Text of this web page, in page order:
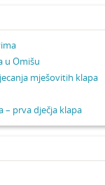
u Omišu
mješovitih klapa
– prva dječja klapa